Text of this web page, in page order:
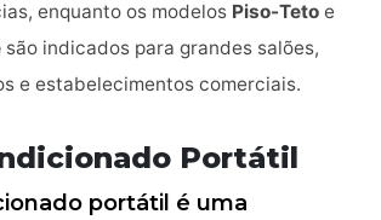
enquanto os modelos Piso-Teto e
são indicados para grandes salões,
e estabelecimentos comerciais.
Portátil
portátil é uma